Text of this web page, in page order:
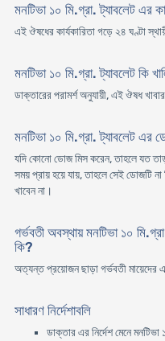
মনটিভা ১০ মি.গ্রা. ট্যাবলেট এর
এই ঔষধের কার্যকারিতা গড়ে ২৪ ঘণ্টা
মনটিভা ১০ মি.গ্রা. ট্যাবলেট কি
ডাক্তারের পরামর্শ অনুযায়ী, এই ঔষধ
মনটিভা ১০ মি.গ্রা. ট্যাবলেট এর
যদি কোনো ডোজ মিস করেন, তাহলে যত
সময় প্রায় হয়ে যায়, তাহলে সেই ডোজটি
খাবেন না।
গর্ভবতী অবস্থায় মনটিভা ১০
কি?
অত্যন্ত প্রয়োজন ছাড়া গর্ভবতী মায়েদের
সাধারণ নির্দেশাবলি
ডাক্তার এর নির্দেশ মেনে